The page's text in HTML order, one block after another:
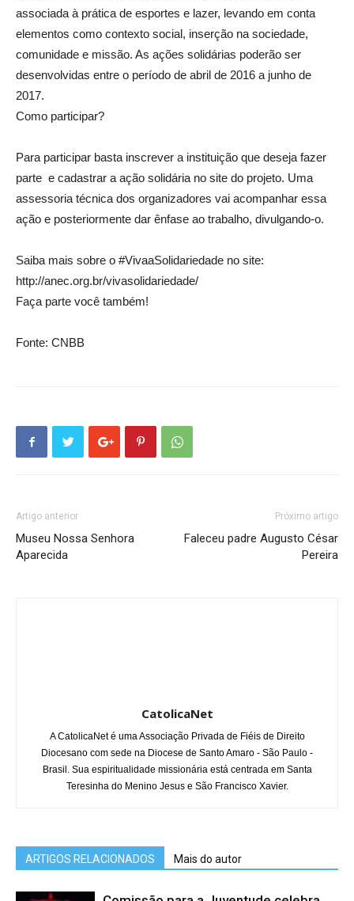
associada à prática de esportes e lazer, levando em conta
elementos como contexto social, inserção na sociedade,
comunidade e missão. As ações solidárias poderão ser
desenvolvidas entre o período de abril de 2016 a junho de
2017.
Como participar?
Para participar basta inscrever a instituição que deseja fazer
parte e cadastrar a ação solidária no site do projeto. Uma
assessoria técnica dos organizadores vai acompanhar essa
ação e posteriormente dar ênfase ao trabalho, divulgando-o.
Saiba mais sobre o #VivaaSolidariedade no site:
http://anec.org.br/vivasolidariedade/
Faça parte você também!
Fonte: CNBB
Artigo anterior
Museu Nossa Senhora
Aparecida
Próximo artigo
Faleceu padre Augusto César
Pereira
CatolicaNet
A CatolicaNet é uma Associação Privada de Fiéis de Direito
Diocesano com sede na Diocese de Santo Amaro - São Paulo -
Brasil. Sua espiritualidade missionária está centrada em Santa
Teresinha do Menino Jesus e São Francisco Xavier.
ARTIGOS RELACIONADOS Mais do autor